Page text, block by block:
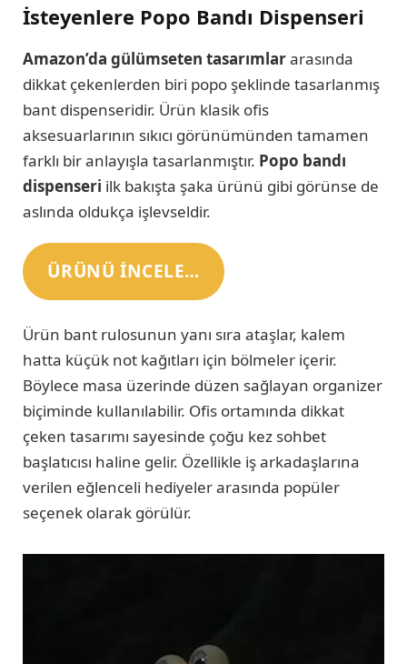
İsteyenlere Popo Bandı Dispenseri
Amazon’da gülümseten tasarımlararasında
dikkat çekenlerden biri popo şeklinde tasarlanmış
bant dispenseridir. Ürün klasik ofis
aksesuarlarının sıkıcı görünümünden tamamen
farklı bir anlayışla tasarlanmıştır. Popo bandı
dispenseri ilk bakışta şaka ürünü gibi görünse de
aslında oldukça işlevseldir.
ÜRÜNÜ INCELE…
Ürün bant rulosunun yanı sıra ataşlar, kalem
hatta küçük not kağıtları için bölmeler içerir.
Böylece masa üzerinde düzen sağlayan organizer
biçiminde kullanılabilir. Ofis ortamında dikkat
çeken tasarımı sayesinde çoğu kez sohbet
başlatıcısı haline gelir. Özellikle iş arkadaşlarına
verilen eğlenceli hediyeler arasında popüler
seçenek olarak görülür.